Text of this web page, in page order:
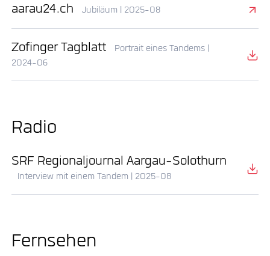
aarau24.ch Jubiläum | 2025-08
Zofinger Tagblatt
Portrait eines Tandems |
2024-06
Radio
SRF Regionaljournal Aargau-Solothurn
Interview mit einem Tandem | 2025-08
Fernsehen